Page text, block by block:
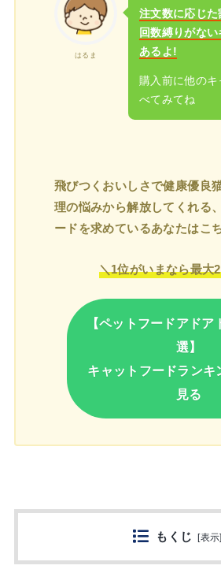
はるま
注文数に応じ
回数縛りがな
あるよ!
購入前に他の
べてみてね
飛びつくおいしさで健康優良
理の悩みから解放してくれる
ードを求めているあなたはこ
＼1位がいまなら最大
【ペットフードアドア
選】
キャットフードランキ
見る
もくじ [表示]